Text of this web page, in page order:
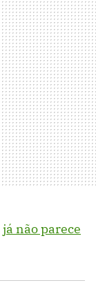
já não parece